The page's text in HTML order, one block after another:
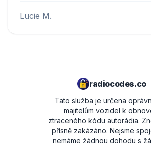
Lucie M.
radiocodes.co
Tato služba je určena
majitelům vozidel k
ztraceného kódu autorádia.
přísně zakázáno. Nejsme
nemáme žádnou dohodu s